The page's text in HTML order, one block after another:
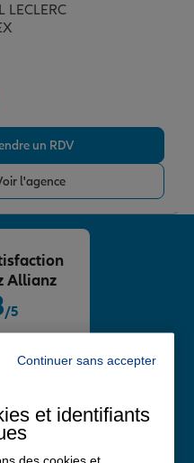
LECLERC
un RDV
l'agence
/5
Allianz
Continuer sans accepter
et identifiants
des cookies et